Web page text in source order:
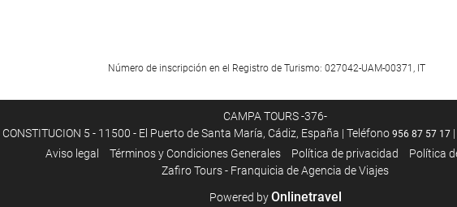
Wifi gratis
Número de inscripción en el Registro de Turismo: 027042-UAM-00371, IT
CAMPA TOURS -376-
CONSTITUCION 5 - 11500 - El Puerto de Santa María, Cádiz, España | Teléfono 956 87 57 17
Aviso legal
Términos y Condiciones Generales Polí­tica de privacidad
Política
Zafiro Tours - Franquicia de Agencia de Viajes
Powered byOnlinetravel